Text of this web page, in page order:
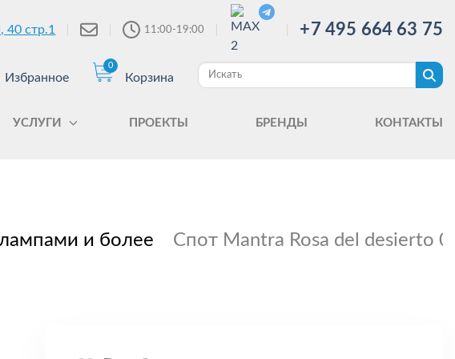
стр.1 11:00-19:00 +7 495 664 63 75
Избранное
0
Корзина
УСЛУГИ ПРОЕКТЫ БРЕНДЫ КОНТАКТЫ
и более Спот Mantra Rosa del desierto